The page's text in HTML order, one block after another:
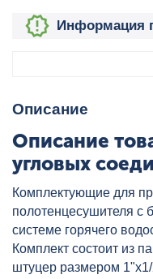
Информация
Описание
Описание
угловых
1"х1/2" и
Комплектующие для
полотенцесушителя с
системе горячего
Комплект состоит из
штуцер размером